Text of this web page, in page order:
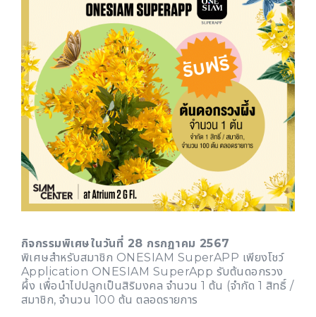
กิจกรรมพิเศษในวันที่ 28 กรกฏาคม 2567
พิเศษสำหรับสมาชิก ONESIAM SuperAPP เพียงโชว์
Application ONESIAM SuperApp รับต้นดอกรวง
ผึ้ง เพื่อนำไปปลูกเป็นสิริมงคล จำนวน 1 ต้น (จำกัด 1 สิทธิ์ /
สมาชิก, จำนวน 100 ต้น ตลอดรายการ